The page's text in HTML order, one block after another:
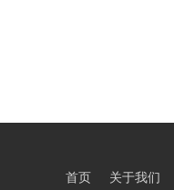
首页 关于我们